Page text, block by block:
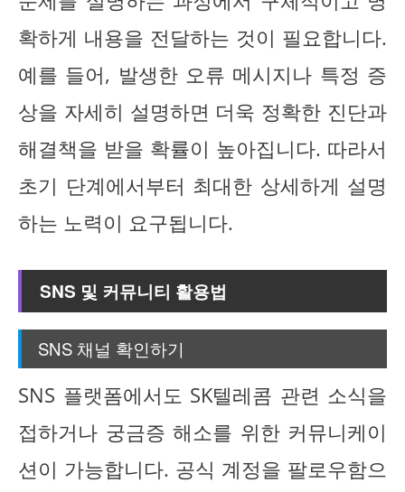
확하게 내용을 전달하는 것이 필요합니다.
예를 들어, 발생한 오류 메시지나 특정 증
상을 자세히 설명하면 더욱 정확한 진단과
해결책을 받을 확률이 높아집니다. 따라서
초기 단계에서부터 최대한 상세하게 설명
하는 노력이 요구됩니다.
SNS 및 커뮤니티 활용법
SNS 채널 확인하기
SNS 플랫폼에서도 SK텔레콤 관련 소식을
접하거나 궁금증 해소를 위한 커뮤니케이
션이 가능합니다. 공식 계정을 팔로우함으